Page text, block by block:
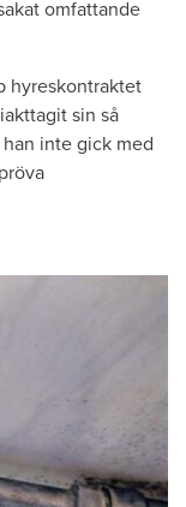
omfattande
hyreskontraktet
sin så
inte gick med